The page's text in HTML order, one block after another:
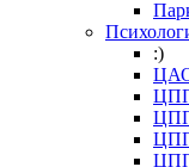
:)